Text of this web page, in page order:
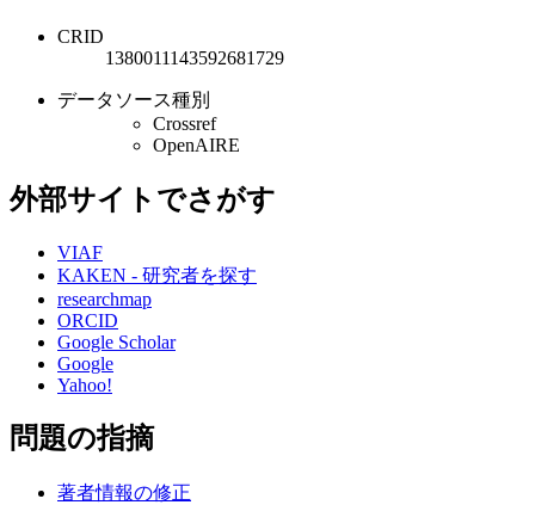
CRID
1380011143592681729
データソース種別
Crossref
OpenAIRE
外部サイトでさがす
VIAF
KAKEN - 研究者を探す
researchmap
ORCID
Google Scholar
Google
Yahoo!
問題の指摘
著者情報の修正